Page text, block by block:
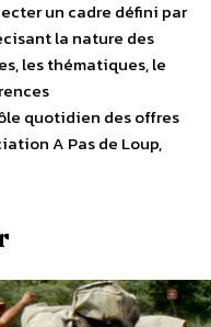
un cadre défini par
la nature des
les thématiques, le
quotidien des offres
A Pas de Loup,